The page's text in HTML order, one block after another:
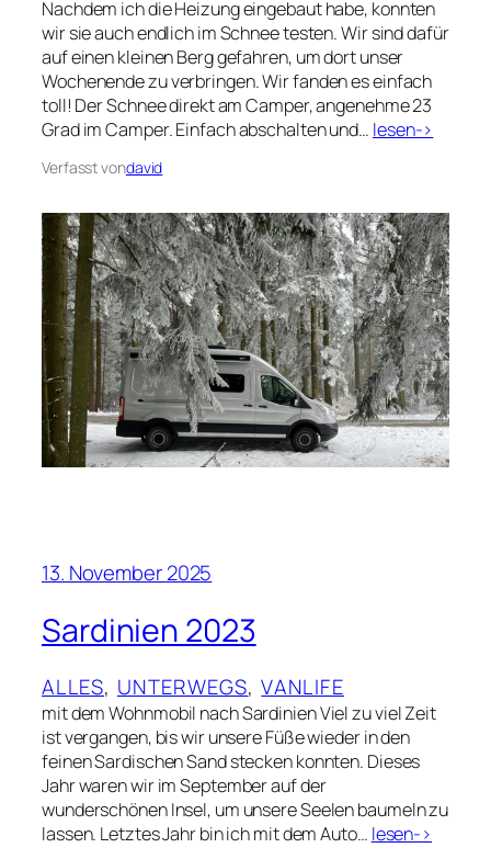
Nachdem ich die Heizung eingebaut habe, konnten
wir sie auch endlich im Schnee testen. Wir sind dafür
auf einen kleinen Berg gefahren, um dort unser
Wochenende zu verbringen. Wir fanden es einfach
toll! Der Schnee direkt am Camper, angenehme 23
Grad im Camper. Einfach abschalten und… lesen->
Verfasst vondavid
13. November 2025
Sardinien 2023
ALLES, UNTERWEGS, VANLIFE
mit dem Wohnmobil nach Sardinien Viel zu viel Zeit
ist vergangen, bis wir unsere Füße wieder in den
feinen Sardischen Sand stecken konnten. Dieses
Jahr waren wir im September auf der
wunderschönen Insel, um unsere Seelen baumeln zu
lassen. Letztes Jahr bin ich mit dem Auto… lesen->